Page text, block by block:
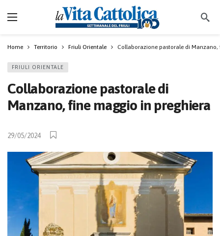
Home Territorio Friuli Orientale Collaborazione pastorale di
FRIULI ORIENTALE
Collaborazione pastorale di
Manzano, fine maggio in preghiera
29/05/2024